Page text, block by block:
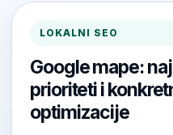
LOKALNI SEO
Google mape:
prioriteti i
optimizacije